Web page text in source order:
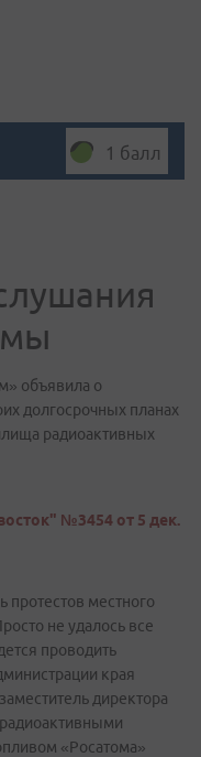
1 балл
объявила о
долгосрочных планах
радиоактивных
№3454 от 5 дек.
протестов местного
не удалось все
проводить
края
директора
«Росатома»